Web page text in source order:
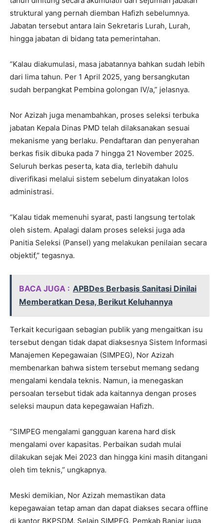
struktural yang pernah diemban Hafizh sebelumnya.
Jabatan tersebut antara lain Sekretaris Lurah, Lurah,
hingga jabatan di bidang tata pemerintahan.
“Kalau diakumulasi, masa jabatannya bahkan sudah lebih
dari lima tahun. Per 1 April 2025, yang bersangkutan
sudah berpangkat Pembina golongan IV/a,” jelasnya.
Nor Azizah juga menambahkan, proses seleksi terbuka
jabatan Kepala Dinas PMD telah dilaksanakan sesuai
mekanisme yang berlaku. Pendaftaran dan penyerahan
berkas fisik dibuka pada 7 hingga 21 November 2025.
Seluruh berkas peserta, kata dia, terlebih dahulu
diverifikasi melalui sistem sebelum dinyatakan lolos
administrasi.
“Kalau tidak memenuhi syarat, pasti langsung tertolak
oleh sistem. Apalagi dalam proses seleksi juga ada
Panitia Seleksi (Pansel) yang melakukan penilaian secara
objektif,” tegasnya.
BACA JUGA : APBDes Berbasis Sanitasi Dinilai
Memberatkan Desa, Berikut Keluhannya
Terkait kecurigaan sebagian publik yang mengaitkan isu
tersebut dengan tidak dapat diaksesnya Sistem Informasi
Manajemen Kepegawaian (SIMPEG), Nor Azizah
membenarkan bahwa sistem tersebut memang sedang
mengalami kendala teknis. Namun, ia menegaskan
persoalan tersebut tidak ada kaitannya dengan proses
seleksi maupun data kepegawaian Hafizh.
“SIMPEG mengalami gangguan karena hard disk
mengalami over kapasitas. Perbaikan sudah mulai
dilakukan sejak Mei 2023 dan hingga kini masih ditangani
oleh tim teknis,” ungkapnya.
Meski demikian, Nor Azizah memastikan data
kepegawaian tetap aman dan dapat diakses secara offline
di kantor BKPSDM. Selain SIMPEG, Pemkab Banjar juga